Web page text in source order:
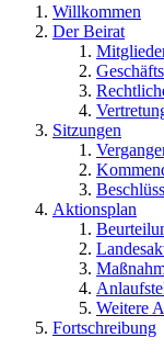
Willkommen
Der Beirat
Sitzungen
Aktionsplan
Weitere
Fortschreibung